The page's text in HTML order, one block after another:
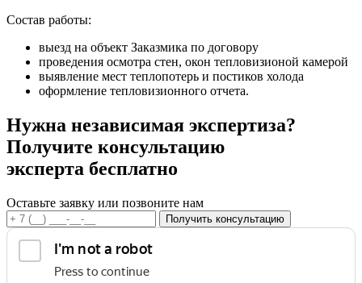
Состав работы:
выезд на объект Заказмика по договору
проведения осмотра стен, окон тепловизионой камерой
выявление мест теплопотерь и постиков холода
оформление тепловизионного отчета.
Нужна независимая экспертиза?
Получите консультацию
эксперта бесплатно
Оставьте заявку или позвоните нам
Получить консультацию